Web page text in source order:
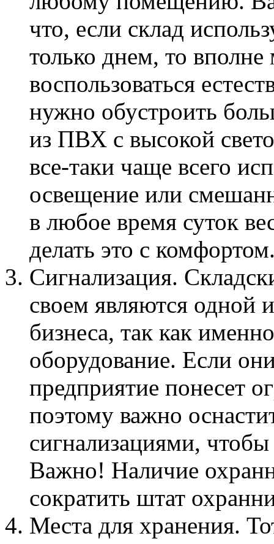
что, если склад
только днем, то
воспользоваться
нужно обустроить
из ПВХ с высокой
все-таки чаще всего
освещение или
в любое время суток
делать это с
Сигнализация.
своем являются одной
бизнеса, так как
оборудование. Если
предприятие понесет
поэтому важно
сигнализациями,
Важно! Наличие
сократить штат
Места для хранения.